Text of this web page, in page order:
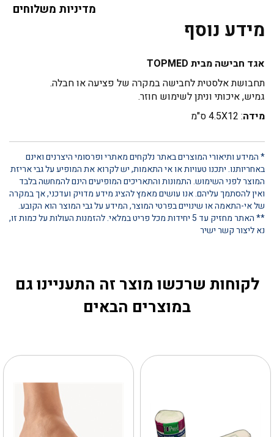
מדיניות משלוחים
מידע נוסף
אגד חבישה מבית TOPMED
תחבושת אלסטית לחבישה במקרה של פציעה או חבלה.
גמיש, איכותי וניתן לשימוש חוזר.
מידה: 4.5X12 ס"מ
* המידע ותיאורי המוצרים באתר נלקחים מאתרי ופרסומי היצרנים ואינם
באחריותנו. יתכנו טעויות או אי התאמות, יש לקרוא את המופיע על גבי אריזת
המוצר לפני השימוש. התמונות והתאריכים המופיעים הינם להמחשה בלבד
ואין להסתמך עליהם. אנו עושים מאמץ להציג מידע מדויק ועדכני, אך במקרה
של אי-התאמה או שינויים בפרטי המוצר, המידע על גבי המוצר הוא הקובע.
** האתר מחזיק עד 5 יחידות מכל פריט במלאי. להזמנות העולות על כמות זו,
נא ליצור קשר ישיר
לקוחות שרכשו מוצר זה התעניינו גם
במוצרים הבאים